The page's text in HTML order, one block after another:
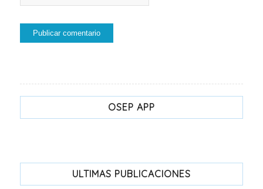
OSEP APP
ULTIMAS PUBLICACIONES